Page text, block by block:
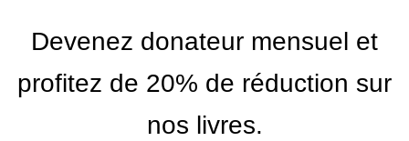
Devenez donateur mensuel et
profitez de 20% de réduction sur
nos livres.